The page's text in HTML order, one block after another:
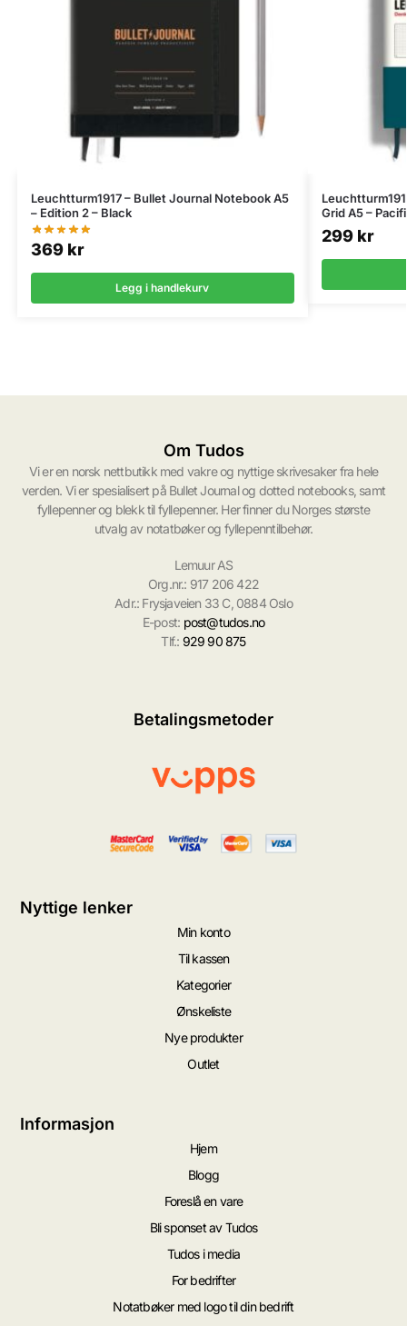
Leuchtturm1917 – Bullet Journal Notebook A5
– Edition 2 – Black
369 kr
Legg i handlekurv
Grid A5 –
299 kr
Om Tudos
Vi er en norsk nettbutikk med vakre og nyttige skrivesaker fra hele
verden. Vi er spesialisert på Bullet Journal og dotted notebooks, samt
fyllepenner og blekk til fyllepenner. Her finner du Norges største
utvalg av notatbøker og fyllepenntilbehør.
Lemuur AS
Org.nr.: 917 206 422
Adr.: Frysjaveien 33 C, 0884 Oslo
E-post: post@tudos.no
Tlf.: 929 90 875
Betalingsmetoder
Nyttige lenker
Min konto
Til kassen
Kategorier
Ønskeliste
Nye produkter
Outlet
Informasjon
Hjem
Blogg
Foreslå en vare
Bli sponset av Tudos
Tudos i media
For bedrifter
Notatbøker med logo til din bedrift